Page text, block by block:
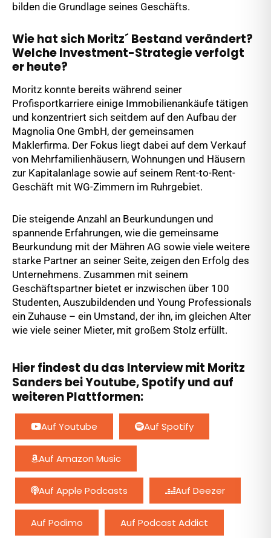
bilden die Grundlage seines Geschäfts.
Wie hat sich Moritz´ Bestand verändert?
Welche Investment-Strategie verfolgt
er heute?
Moritz konnte bereits während seiner
Profisportkarriere einige Immobilienankäufe tätigen
und konzentriert sich seitdem auf den Aufbau der
Magnolia One GmbH, der gemeinsamen
Maklerfirma. Der Fokus liegt dabei auf dem Verkauf
von Mehrfamilienhäusern, Wohnungen und Häusern
zur Kapitalanlage sowie auf seinem Rent-to-Rent-
Geschäft mit WG-Zimmern im Ruhrgebiet.
Die steigende Anzahl an Beurkundungen und
spannende Erfahrungen, wie die gemeinsame
Beurkundung mit der Mähren AG sowie viele weitere
starke Partner an seiner Seite, zeigen den Erfolg des
Unternehmens. Zusammen mit seinem
Geschäftspartner bietet er inzwischen über 100
Studenten, Auszubildenden und Young Professionals
ein Zuhause – ein Umstand, der ihn, im gleichen Alter
wie viele seiner Mieter, mit großem Stolz erfüllt.
Hier findest du das Interview mit Moritz
Sanders bei Youtube, Spotify und auf
weiteren Plattformen:
Auf Youtube Auf Spotify
Auf Amazon Music
Auf Apple Podcasts Auf Deezer
Auf Podimo Auf Podcast Addict